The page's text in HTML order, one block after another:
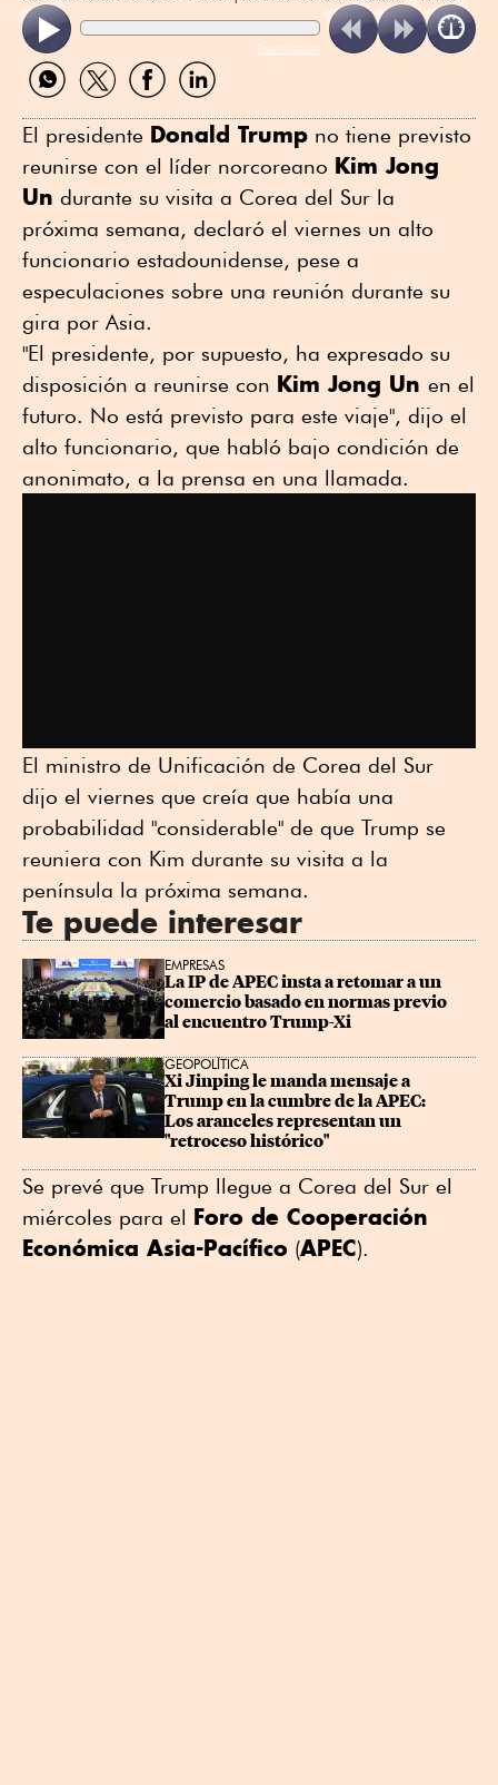
ReadSpeaker
Compartir
por
Compartir
por
Compartir
por
Compartir
por
El presidente Donald Trump no tiene previsto
reunirse con el líder norcoreano Kim Jong
Un durante su visita a Corea del Sur la
próxima semana, declaró el viernes un alto
funcionario estadounidense, pese a
especulaciones sobre una reunión durante su
gira por Asia.
"El presidente, por supuesto, ha expresado su
disposición a reunirse con Kim Jong Un en el
futuro. No está previsto para este viaje", dijo el
alto funcionario, que habló bajo condición de
anonimato, a la prensa en una llamada.
El ministro de Unificación de Corea del Sur
dijo el viernes que creía que había una
probabilidad "considerable" de que Trump se
reuniera con Kim durante su visita a la
península la próxima semana.
Te puede interesar
EMPRESAS
La IP de APEC insta a retomar a un
comercio basado en normas previo
al encuentro Trump-Xi
GEOPOLÍTICA
Xi Jinping le manda mensaje a
Trump en la cumbre de la APEC:
Los aranceles representan un
"retroceso histórico"
Se prevé que Trump llegue a Corea del Sur el
miércoles para el Foro de Cooperación
Económica Asia-Pacífico (APEC).